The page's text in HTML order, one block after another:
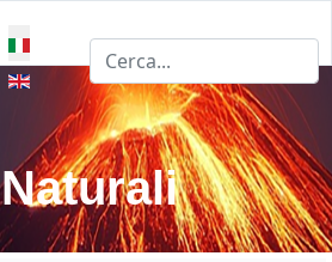
Seleziona la tua lingua